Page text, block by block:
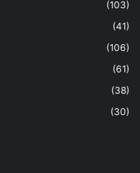
(103)
(41)
(106)
(61)
(38)
(30)